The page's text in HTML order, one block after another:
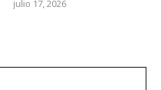
julio 17, 2026